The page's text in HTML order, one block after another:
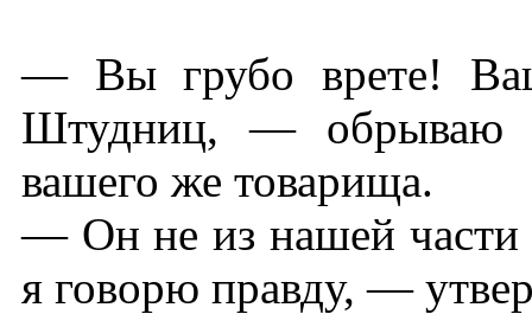
— Вы грубо врете!
Штудниц, — обрываю
вашего же товарища.
— Он не из нашей части
я говорю правду, —